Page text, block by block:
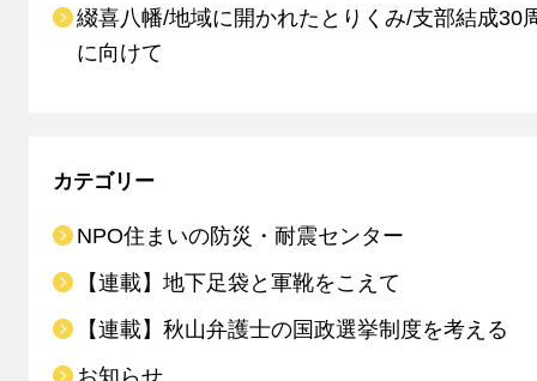
綴喜八幡/地域に開かれたとりくみ/支部結成30
に向けて
カテゴリー
NPO住まいの防災・耐震センター
【連載】地下足袋と軍靴をこえて
【連載】秋山弁護士の国政選挙制度を考える
お知らせ